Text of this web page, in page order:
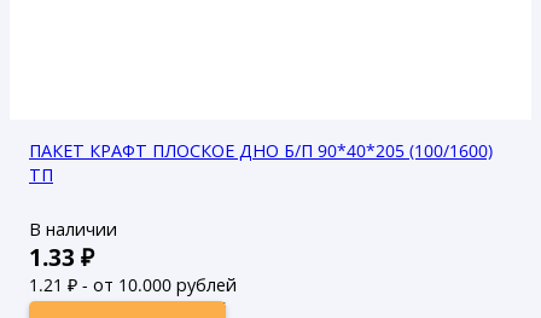
ПАКЕТ КРАФТ ПЛОСКОЕ ДНО Б/П 90*40*205 (100/1600)
ТП
В наличии
1.33 ₽
1.21 ₽ - от 10.000 рублей
1.1₽ - от 50.000 рублей